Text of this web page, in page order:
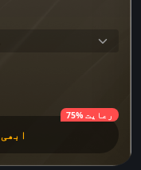
75% رعایت